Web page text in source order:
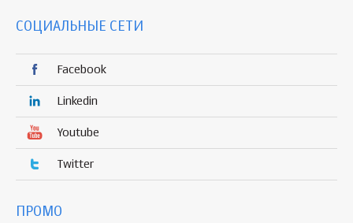
СОЦИАЛЬНЫЕ СЕТИ
Facebook
Linkedin
Youtube
Twitter
ПРОМО